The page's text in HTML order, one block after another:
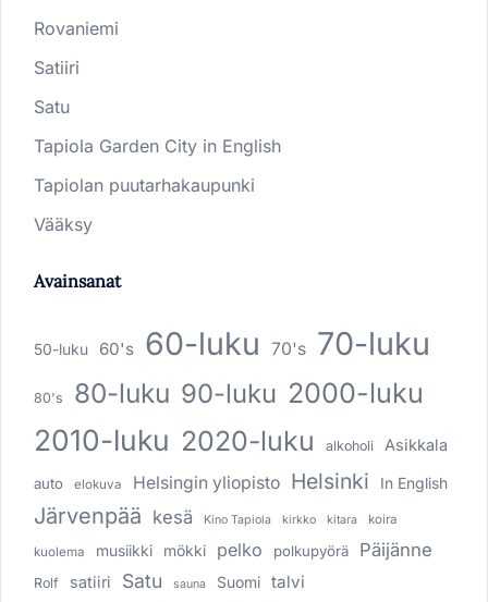
Rovaniemi
Satiiri
Satu
Tapiola Garden City in English
Tapiolan puutarhakaupunki
Vääksy
Avainsanat
50-luku 60's 60-luku 70's 70-luku
80's 80-luku 90-luku 2000-luku
2010-luku 2020-luku alkoholi Asikkala
auto elokuva Helsingin yliopisto Helsinki In English
Järvenpää kesä Kino Tapiola kirkko kitara koira
kuolema musiikki mökki pelko polkupyörä Päijänne
Rolf satiiri Satu sauna Suomi talvi